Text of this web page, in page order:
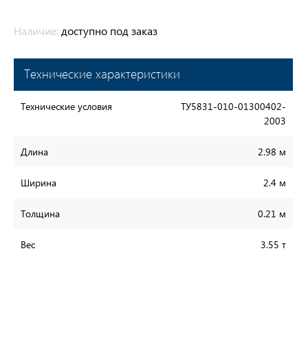
Наличие: доступно под заказ
Технические характеристики
Технические условия
ТУ5831-010-01300402-
2003
Длина 2.98 м
Ширина 2.4 м
Толщина 0.21 м
Вес 3.55 т